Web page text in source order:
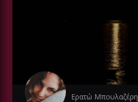
Ερατώ Μπουλαζέρη